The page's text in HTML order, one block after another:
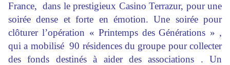
France, dans le prestigieux Casino Terrazur, pour une
soirée dense et forte en émotion. Une soirée pour
clôturer l’opération « Printemps des Générations » ,
qui a mobilisé 90 résidences du groupe pour collecter
des fonds destinés à aider des associations . Un